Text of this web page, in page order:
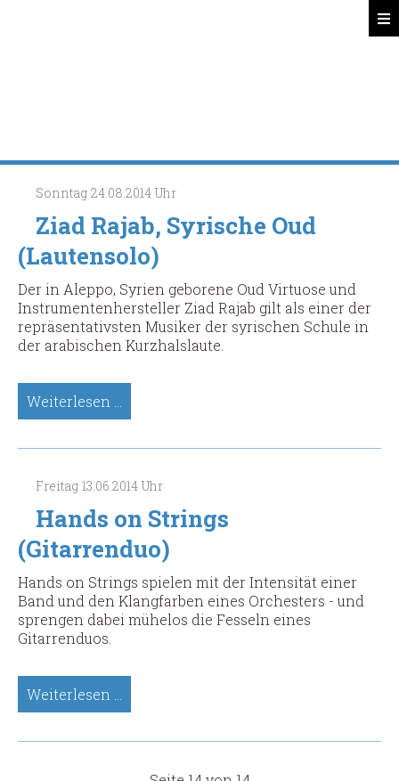
Sonntag 24.08.2014 Uhr
Ziad Rajab, Syrische Oud
(Lautensolo)
Der in Aleppo, Syrien geborene Oud Virtuose und
Instrumentenhersteller Ziad Rajab gilt als einer der
repräsentativsten Musiker der syrischen Schule in
der arabischen Kurzhalslaute.
Weiterlesen …
Ziad
Rajab,
Freitag 13.06.2014 Uhr
Hands on Strings
(Gitarrenduo)
Hands on Strings spielen mit der Intensität einer
Band und den Klangfarben eines Orchesters - und
sprengen dabei mühelos die Fesseln eines
Gitarrenduos.
Weiterlesen …
Hands
on